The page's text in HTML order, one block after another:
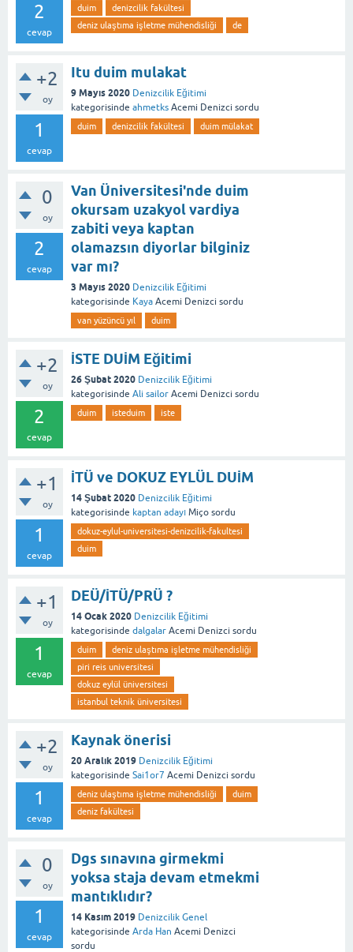
2
cevap
duim
denizcilik fakültesi
deniz ulaştıma işletme mühendisliği
de
+2
oy
1
cevap
Itu duim mulakat
9 Mayıs 2020 Denizcilik Eğitimi
kategorisinde ahmetks Acemi Denizci sordu
duim denizcilik fakültesi duim mülakat
0
oy
2
cevap
Van Üniversitesi'nde duim
okursam uzakyol vardiya
zabiti veya kaptan
olamazsın diyorlar bilginiz
var mı?
3 Mayıs 2020 Denizcilik Eğitimi
kategorisinde Kaya Acemi Denizci sordu
van yüzüncü yıl duim
+2
oy
2
cevap
İSTE DUİM Eğitimi
26 Şubat 2020 Denizcilik Eğitimi
kategorisinde Ali sailor Acemi Denizci sordu
duim isteduim iste
+1
oy
1
cevap
İTÜ ve DOKUZ EYLÜL DUİM
14 Şubat 2020 Denizcilik Eğitimi
kategorisinde kaptan adayı Miço sordu
dokuz-eylul-universitesi-denizcilik-fakultesi
duim
+1
oy
1
cevap
DEÜ/İTÜ/PRÜ ?
14 Ocak 2020 Denizcilik Eğitimi
kategorisinde dalgalar Acemi Denizci sordu
duim
deniz ulaştıma işletme mühendisliği
piri reis universitesi
dokuz eylül üniversitesi
istanbul teknik üniversitesi
+2
oy
1
cevap
Kaynak önerisi
20 Aralık 2019 Denizcilik Eğitimi
kategorisinde Sai1or7 Acemi Denizci sordu
deniz ulaştıma işletme mühendisliği
duim
deniz fakültesi
0
oy
1
cevap
Dgs sınavına girmekmi
yoksa staja devam etmekmi
mantıklıdır?
14 Kasım 2019 Denizcilik Genel
kategorisinde Arda Han Acemi Denizci
sordu